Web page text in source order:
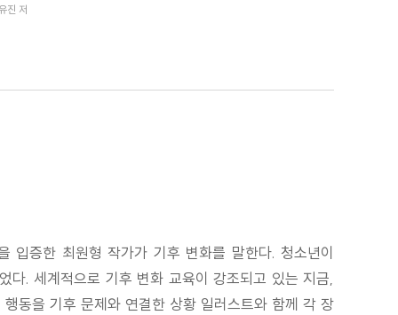
진 저
입증한 최원형 작가가 기후 변화를 말한다. 청소년이
다. 세계적으로 기후 변화 교육이 강조되고 있는 지금,
동을 기후 문제와 연결한 상황 일러스트와 함께 각 장